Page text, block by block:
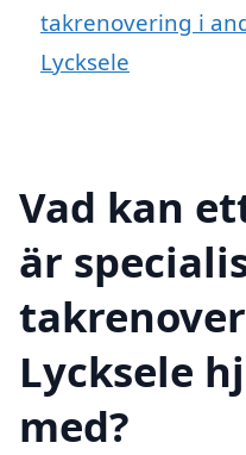
takrenovering i
Lycksele
Vad kan
är
Lycksele
med?